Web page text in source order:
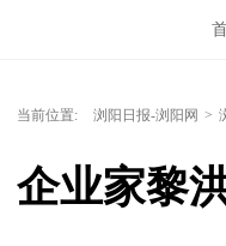
当前位置: 浏阳日报-浏阳网 >
企业家黎